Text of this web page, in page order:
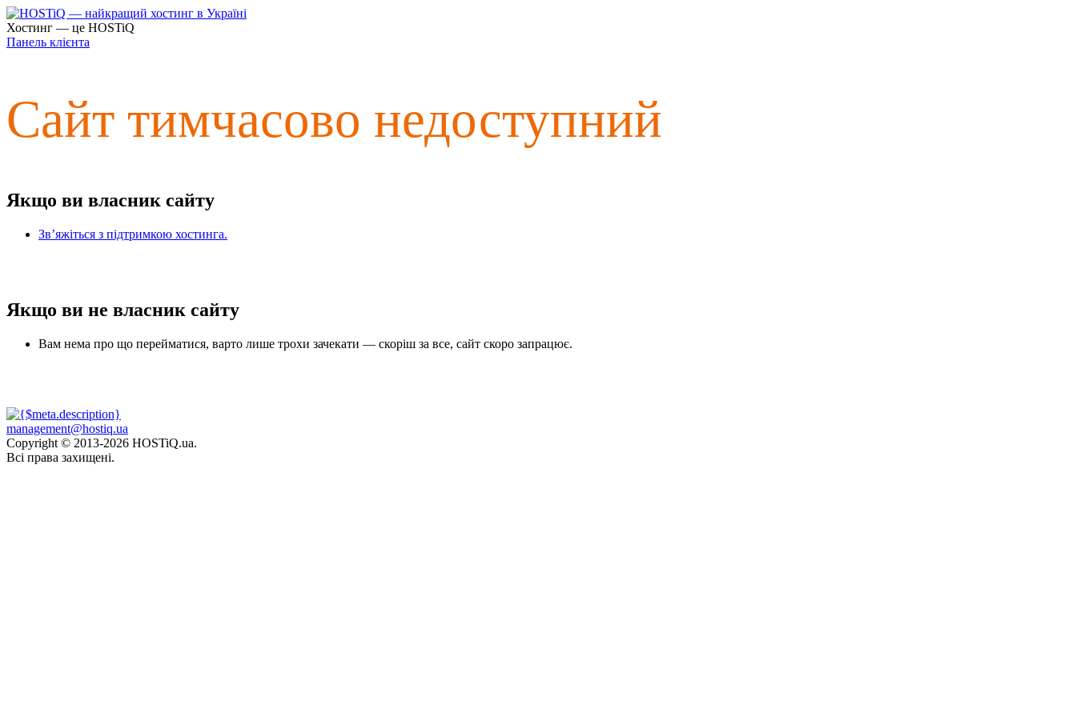
Хостинг — це HOSTiQ
Панель клієнта
Сайт тимчасово недоступний
Якщо ви власник сайту
Зв’яжіться з підтримкою хостинга.
Якщо ви не власник сайту
Вам нема про що перейматися, варто лише трохи зачекати — скоріш за все, сайт скоро запрацює.
management@hostiq.ua
Copyright © 2013-2026 HOSTiQ.ua.
Всі права захищені.